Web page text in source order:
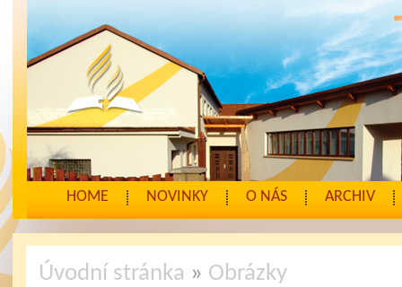
HOME NOVINKY O NÁS ARCHIV
Úvodní stránka » Obrázky